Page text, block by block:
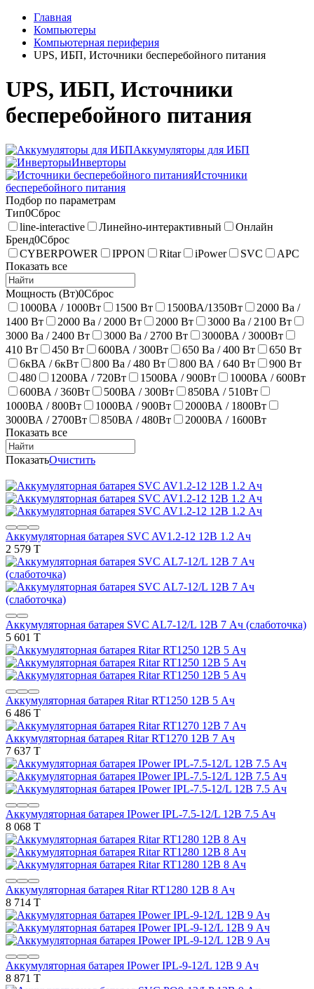
Главная
Компьютеры
Компьютерная периферия
UPS, ИБП, Источники бесперебойного питания
UPS, ИБП, Источники
бесперебойного питания
Аккумуляторы для ИБП
Инверторы
Источники
бесперебойного питания
Подбор по параметрам
Тип0Сброс
line-interactive
Линейно-интерактивный
Онлайн
Бренд0Сброс
CYBERPOWER
IPPON Ritar iPower SVC
APC
Показать все
Мощность (Вт)0Сброс
1000ВА / 1000Вт
1500 Вт 1500ВА/1350Вт
2000 Ва /
1400 Вт
2000 Ва / 2000 Вт 2000 Вт
3000 Ва / 2100 Вт
3000 Ва / 2400 Вт
3000 Ва / 2700 Вт
3000ВА / 3000Вт
410 Вт
450 Вт 600ВА / 300Вт 650 Ва / 400 Вт
650 Вт
6кВА / 6кВт
800 Ва / 480 Вт 800 ВА / 640 Вт
900 Вт
480
1200ВА / 720Вт 1500ВА / 900Вт
1000ВА / 600Вт
600ВА / 360Вт
500ВА / 300Вт
850ВА / 510Вт
1000ВА / 800Вт
1000ВА / 900Вт
2000ВА / 1800Вт
3000ВА / 2700Вт
850ВА / 480Вт
2000ВА / 1600Вт
Показать все
ПоказатьОчистить
Аккумуляторная батарея SVC AV1.2-12 12В 1.2 Ач
2 579 T
Аккумуляторная батарея SVC AL7-12/L 12В 7 Ач (слаботочка)
5 601 T
Аккумуляторная батарея Ritar RT1250 12В 5 Ач
6 486 T
Аккумуляторная батарея Ritar RT1270 12В 7 Ач
7 637 T
Аккумуляторная батарея IPower IPL-7.5-12/L 12В 7.5 Ач
8 068 T
Аккумуляторная батарея Ritar RT1280 12В 8 Ач
8 714 T
Аккумуляторная батарея IPower IPL-9-12/L 12В 9 Ач
8 871 T